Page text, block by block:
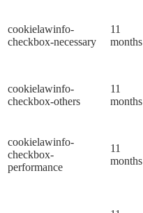
cookielawinfo-
checkbox-necessary
11
months
cookielawinfo-
checkbox-others
11
months
cookielawinfo-
checkbox-
performance
11
months